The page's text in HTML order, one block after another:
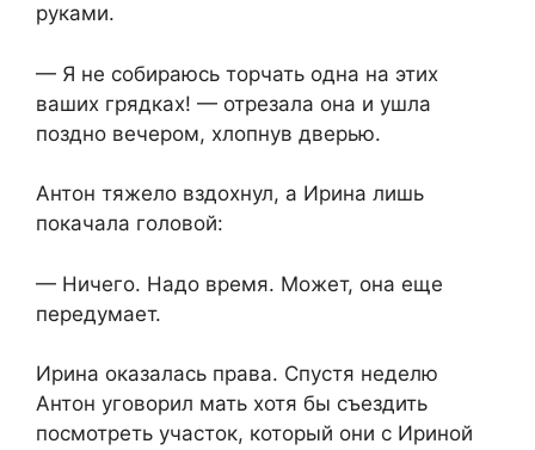
руками.
— Я не собираюсь торчать одна на этих
ваших грядках! — отрезала она и ушла
поздно вечером, хлопнув дверью.
Антон тяжело вздохнул, а Ирина лишь
покачала головой:
— Ничего. Надо время. Может, она еще
передумает.
Ирина оказалась права. Спустя неделю
Антон уговорил мать хотя бы съездить
посмотреть участок, который они с Ириной